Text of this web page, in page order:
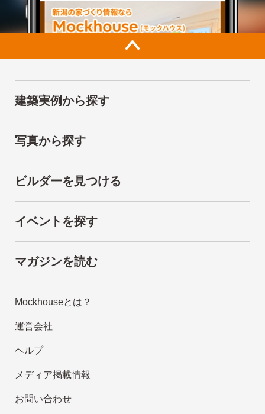
建築実例から探す
写真から探す
ビルダーを見つける
イベントを探す
マガジンを読む
Mockhouseとは？
運営会社
ヘルプ
メディア掲載情報
お問い合わせ